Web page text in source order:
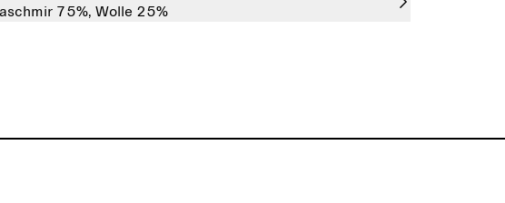
75%, Wolle 25%